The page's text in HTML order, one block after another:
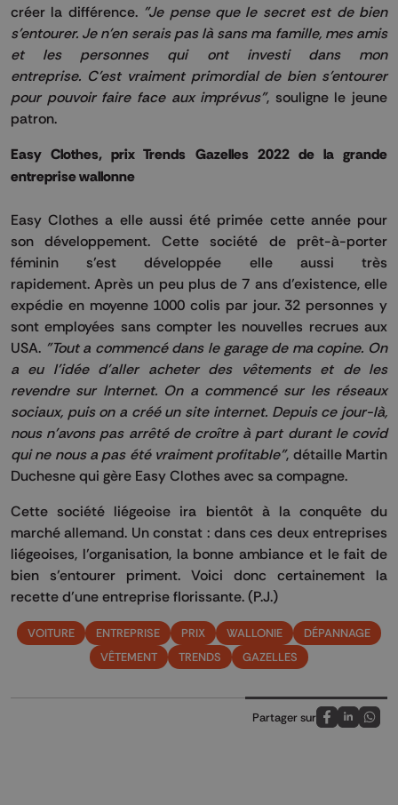
créer la différence. "Je pense que le secret est de bien
s'entourer. Je n'en serais pas là sans ma famille, mes amis
et les personnes qui ont investi dans mon
entreprise. C'est vraiment primordial de bien s'entourer
pour pouvoir faire face aux imprévus", souligne le jeune
patron.
Easy Clothes, prix Trends Gazelles 2022 de la grande
entreprise wallonne
Easy Clothes a elle aussi été primée cette année pour
son développement. Cette société de prêt-à-porter
féminin s’est développée elle aussi très
rapidement. Après un peu plus de 7 ans d’existence, elle
expédie en moyenne 1000 colis par jour.32 personnes y
sont employées sans compter les nouvelles recrues aux
USA. "Tout a commencé dans le garage de ma copine. On
a eu l'idée d'aller acheter des vêtements et de les
revendre sur Internet.On a commencé sur les réseaux
sociaux, puis on a créé un site internet.Depuis ce jour-là,
nous n'avons pas arrêté de croître à part durant le covid
qui ne nous a pas été vraiment profitable", détaille Martin
Duchesne qui gère Easy Clothes avec sa compagne.
Cette société liégeoise ira bientôt à la conquête du
marché allemand. Un constat : dans ces deux entreprises
liégeoises, l’organisation, la bonne ambiance et le fait de
bien s’entourer priment. Voici donc certainement la
recette d’une entreprise florissante. (P.J.)
VOITURE ENTREPRISE PRIX WALLONIE
DÉPANNAGE
VÊTEMENT
TRENDS GAZELLES
Partager sur
Partagez sur
Partagez